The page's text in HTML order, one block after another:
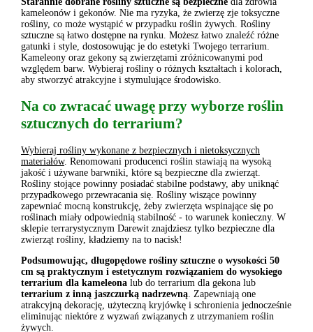
kameleonów i gekonów. Nie ma ryzyka, że zwierzę zje toksyczne
rośliny, co może wystąpić w przypadku roślin żywych. Rośliny
sztuczne są łatwo dostępne na rynku. Możesz łatwo znaleźć różne
gatunki i style, dostosowując je do estetyki Twojego terrarium.
Kameleony oraz gekony są zwierzętami zróżnicowanymi pod
względem barw. Wybieraj rośliny o różnych kształtach i kolorach,
aby stworzyć atrakcyjne i stymulujące środowisko.
Na co zwracać uwagę przy wyborze roślin
sztucznych do terrarium?
Wybieraj rośliny wykonane z bezpiecznych i nietoksycznych
materiałów. Renomowani producenci roślin stawiają na wysoką
jakość i używane barwniki, które są bezpieczne dla zwierząt.
Rośliny stojące powinny posiadać stabilne podstawy, aby uniknąć
przypadkowego przewracania się. Rośliny wiszące powinny
zapewniać mocną konstrukcję, żeby zwierzęta wspinające się po
roślinach miały odpowiednią stabilność - to warunek konieczny. W
sklepie terrarystycznym Darewit znajdziesz tylko bezpieczne dla
zwierząt rośliny, kładziemy na to nacisk!
Podsumowując, długopędowe rośliny sztuczne o wysokości 50
cm są praktycznym i estetycznym rozwiązaniem do wysokiego
terrarium dla kameleona lub do terrarium dla gekona lub
terrarium z inną jaszczurką nadrzewną . Zapewniają one
atrakcyjną dekorację, użyteczną kryjówkę i schronienia jednocześnie
eliminując niektóre z wyzwań związanych z utrzymaniem roślin
żywych.